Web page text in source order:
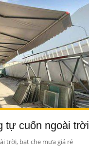
tự cuốn ngoài
trời, bạt che mưa giá rẻ